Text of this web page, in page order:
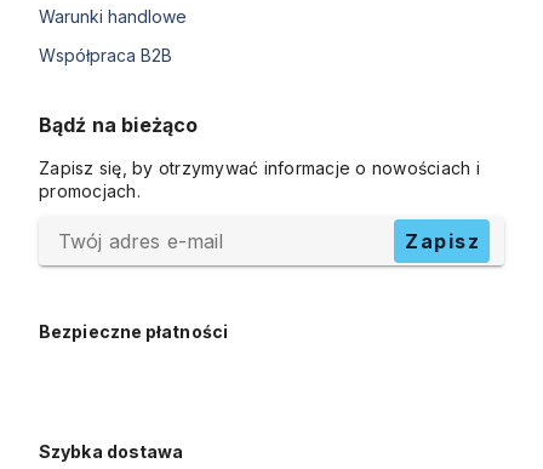
Warunki handlowe
Współpraca B2B
Bądź na bieżąco
Zapisz się, by otrzymywać informacje o nowościach i
promocjach.
Twój adres e-mail Zapisz
Bezpieczne płatności
Szybka dostawa